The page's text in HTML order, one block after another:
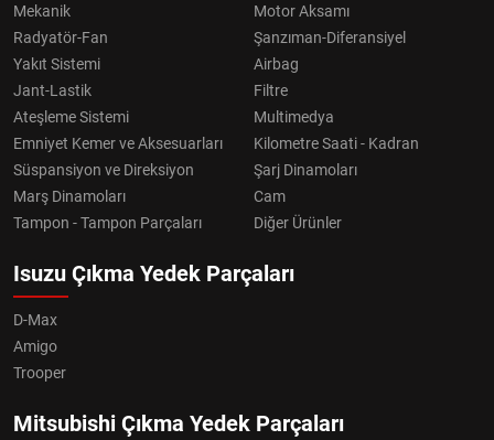
Mekanik
Motor Aksamı
Radyatör-Fan
Şanzıman-Diferansiyel
Yakıt Sistemi
Airbag
Jant-Lastik
Filtre
Ateşleme Sistemi
Multimedya
Emniyet Kemer ve Aksesuarları
Kilometre Saati - Kadran
Süspansiyon ve Direksiyon
Şarj Dinamoları
Marş Dinamoları
Cam
Tampon - Tampon Parçaları
Diğer Ürünler
Isuzu Çıkma Yedek Parçaları
D-Max
Amigo
Trooper
Mitsubishi Çıkma Yedek Parçaları